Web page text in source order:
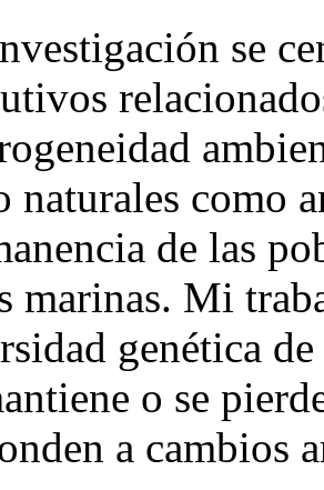
se
naturales como
de las
marinas. Mi
genética de
o se
a cambios